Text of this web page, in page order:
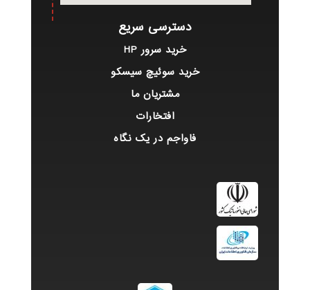
دسترسی سریع
خرید سرور HP
خرید سوئیچ سیسکو
مشتریان ما
افتخارات
فاواجم در یک نگاه